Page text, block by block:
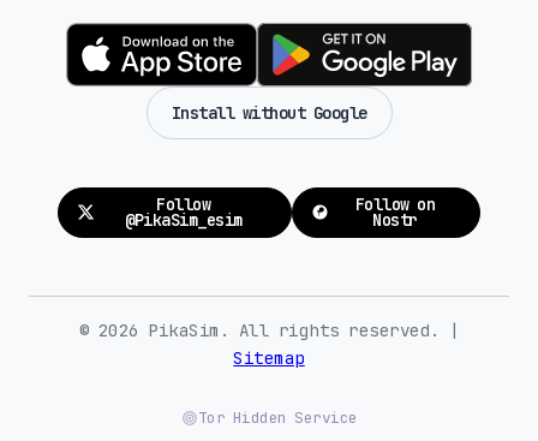
Install without Google
Follow
@PikaSim_esim
Follow on
Nostr
© 2026 PikaSim. All rights reserved. |
Sitemap
Tor Hidden Service